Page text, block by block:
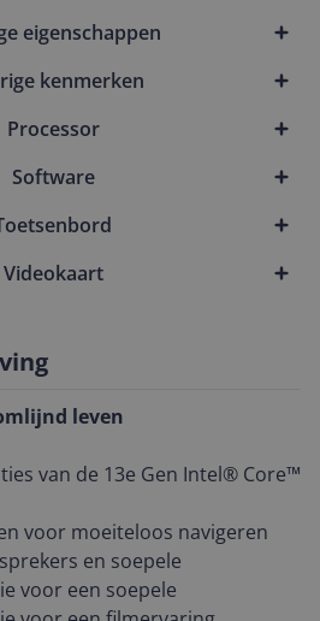
eigenschappen
kenmerken
Processor
Software
Videokaart
leven
van de 13e Gen Intel® Core™
voor moeiteloos navigeren
en soepele
voor een soepele